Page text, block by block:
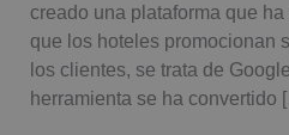
creado una plataforma que
que los hoteles promocionan
los clientes, se trata de
herramienta se ha convertido